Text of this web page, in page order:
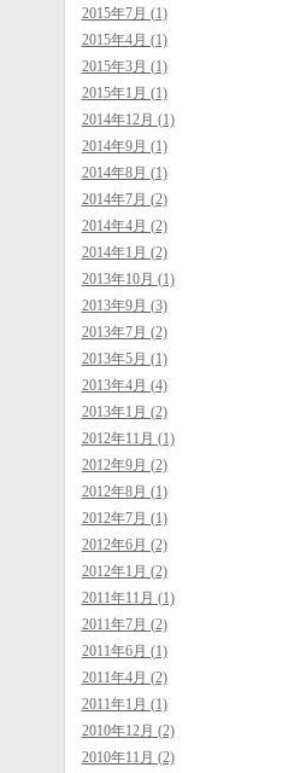
2015年7月 (1)
2015年4月 (1)
2015年3月 (1)
2015年1月 (1)
2014年12月 (1)
2014年9月 (1)
2014年8月 (1)
2014年7月 (2)
2014年4月 (2)
2014年1月 (2)
2013年10月 (1)
2013年9月 (3)
2013年7月 (2)
2013年5月 (1)
2013年4月 (4)
2013年1月 (2)
2012年11月 (1)
2012年9月 (2)
2012年8月 (1)
2012年7月 (1)
2012年6月 (2)
2012年1月 (2)
2011年11月 (1)
2011年7月 (2)
2011年6月 (1)
2011年4月 (2)
2011年1月 (1)
2010年12月 (2)
2010年11月 (2)